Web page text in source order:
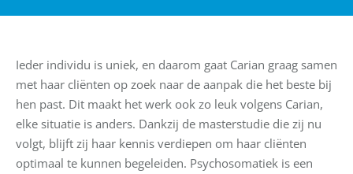
Ieder individu is uniek, en daarom gaat Carian graag samen
met haar cliënten op zoek naar de aanpak die het beste bij
hen past. Dit maakt het werk ook zo leuk volgens Carian,
elke situatie is anders. Dankzij de masterstudie die zij nu
volgt, blijft zij haar kennis verdiepen om haar cliënten
optimaal te kunnen begeleiden. Psychosomatiek is een